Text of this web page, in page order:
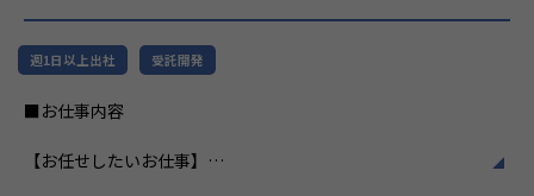
【ホープスの目指す世界】
国内全体では基幹業務の標準化は急務であるものの、大手・
多くERP導入の課題感は多い状況です。
しています。
社内の風通しが良く、活気に満ちた雰囲気が
特徴です。多様性を重視し、様々な国籍や背
景を持つ社員が協力し合いながら働いていま
働き方/リモートワーク
週1日以上出社 受託開発
■お仕事内容
【お任せしたいお仕事】